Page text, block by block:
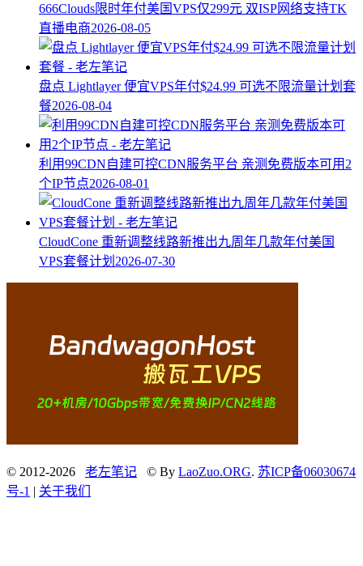
666Clouds限时年付美国VPS仅299元 双ISP网络支持TK
直播电商2026-08-05
盘点 Lightlayer 便宜VPS年付$24.99 可选不限流量计划套
餐2026-08-04
利用99CDN自建可控CDN服务平台 亲测免费版本可用2
个IP节点2026-08-01
CloudCone 重新调整线路新推出九周年几款年付美国
VPS套餐计划 2026-07-30
© 2012-2026 老左笔记 © By LaoZuo.ORG. 苏ICP备06030674
号-1 | 关于我们